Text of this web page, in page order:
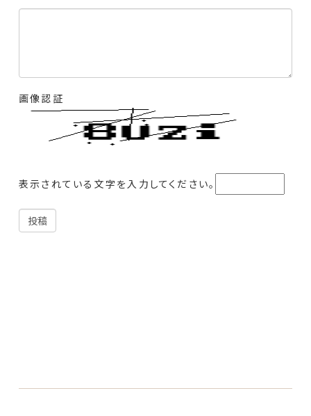
画像認証
表示されている文字を入力してください。